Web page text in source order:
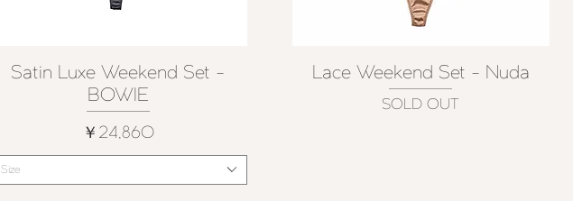
クイックビュー
Satin Luxe Weekend Set -
BOWIE
価格
￥24,860
Size
クイックビュー
Lace Weekend Set - Nuda
SOLD OUT